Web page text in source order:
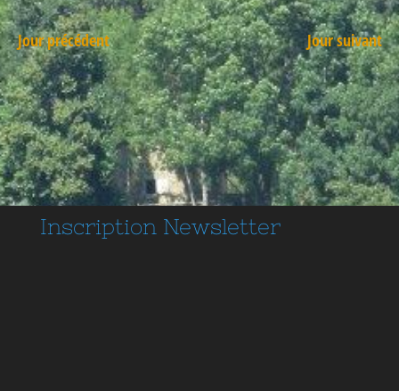
Jour précédent Jour suivant
Inscription Newsletter